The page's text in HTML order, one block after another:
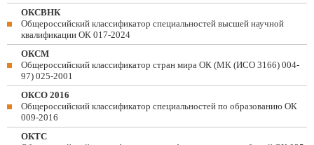
ОКСВНК
Общероссийский классификатор специальностей высшей научной
квалификации ОК 017-2024
ОКСМ
Общероссийский классификатор стран мира ОК (МК (ИСО 3166) 004-
97) 025-2001
ОКСО 2016
Общероссийский классификатор специальностей по образованию ОК
009-2016
ОКТС